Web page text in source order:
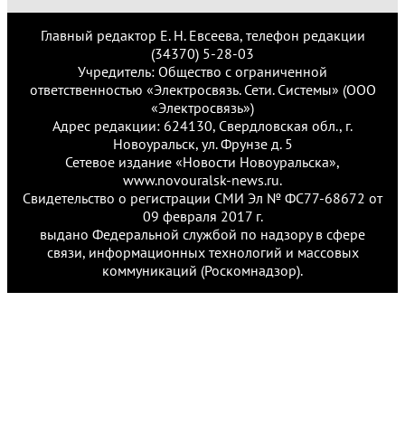
Главный редактор Е. Н. Евсеева, телефон редакции
(34370) 5-28-03
Учредитель: Общество с ограниченной
ответственностью «Электросвязь. Сети. Системы» (ООО
«Электросвязь»)
Адрес редакции: 624130, Свердловская обл., г.
Новоуральск, ул. Фрунзе д. 5
Сетевое издание «Новости Новоуральска»,
www.novouralsk-news.ru.
Свидетельство о регистрации СМИ Эл № ФС77-68672 от
09 февраля 2017 г.
выдано Федеральной службой по надзору в сфере
связи, информационных технологий и массовых
коммуникаций (Роскомнадзор).